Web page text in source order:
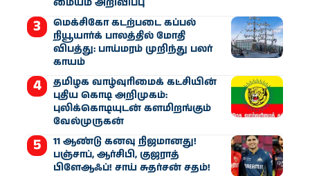
மையம் அறிவிப்பு
மெக்சிகோ கடற்படை கப்பல்
நியூயார்க் பாலத்தில் மோதி
விபத்து: பாய்மரம் முறிந்து பலர்
காயம்
தமிழக வாழ்வுரிமைக் கட்சியின்
புதிய கொடி அறிமுகம்:
புலிக்கொடியுடன் களமிறங்கும்
வேல்முருகன்
11 ஆண்டு கனவு நிஜமானது!
பஞ்சாப், ஆர்சிபி, குஜராத்
பிளேஆஃப்! சாய் சுதர்சன் சதம்!